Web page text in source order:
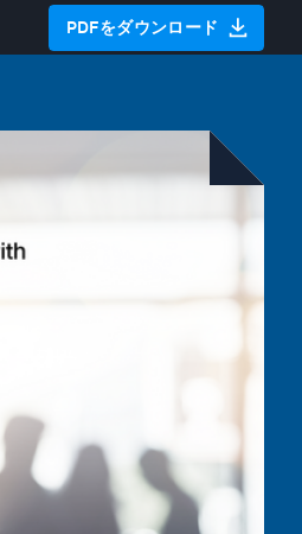
PDFをダウンロード